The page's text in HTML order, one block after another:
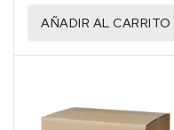
AÑADIR AL CARRITO